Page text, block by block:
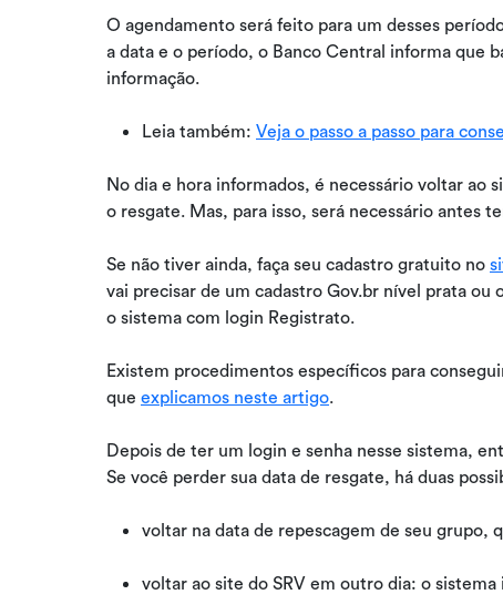
O agendamento será feito para um desses
a data e o período, o Banco Central informa que
informação.
Leia também: Veja o passo a passo para
No dia e hora informados, é necessário voltar ao
o resgate. Mas, para isso, será necessário antes
Se não tiver ainda, faça seu cadastro gratuito no
vai precisar de um cadastro Gov.br nível prata ou
o sistema com login Registrato.
Existem procedimentos específicos para
que explicamos neste artigo.
Depois de ter um login e senha nesse sistema,
Se você perder sua data de resgate, há duas
voltar na data de repescagem de seu grupo,
voltar ao site do SRV em outro dia: o